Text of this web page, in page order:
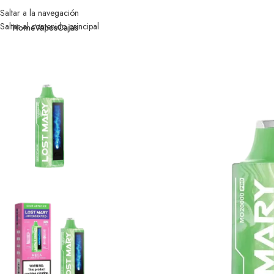
Saltar a la navegación
Saltar al contenido principal
HomeVaposCajas